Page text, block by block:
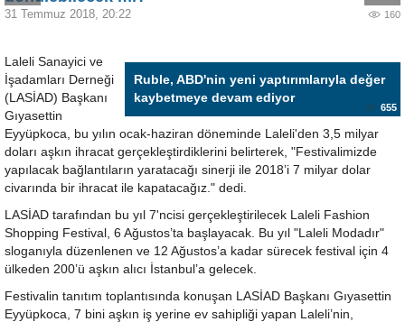
31 Temmuz 2018, 20:22 160
Ruble, ABD'nin yeni yaptırımlarıyla değer
kaybetmeye devam ediyor
655
Laleli Sanayici ve
İşadamları Derneği
(LASİAD) Başkanı
Gıyasettin
Eyyüpkoca, bu yılın ocak-haziran döneminde Laleli'den 3,5 milyar
doları aşkın ihracat gerçekleştirdiklerini belirterek, "Festivalimizde
yapılacak bağlantıların yaratacağı sinerji ile 2018’i 7 milyar dolar
civarında bir ihracat ile kapatacağız." dedi.
LASİAD tarafından bu yıl 7'ncisi gerçekleştirilecek Laleli Fashion
Shopping Festival, 6 Ağustos’ta başlayacak. Bu yıl "Laleli Modadır"
sloganıyla düzenlenen ve 12 Ağustos’a kadar sürecek festival için 4
ülkeden 200’ü aşkın alıcı İstanbul’a gelecek.
Festivalin tanıtım toplantısında konuşan LASİAD Başkanı Gıyasettin
Eyyüpkoca, 7 bini aşkın iş yerine ev sahipliği yapan Laleli’nin,